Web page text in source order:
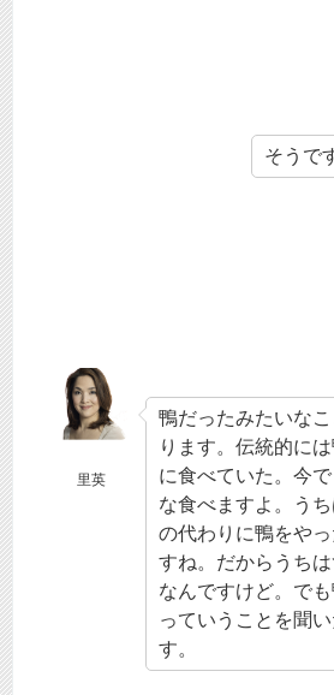
そうで
里英
鴨だったみたいな
ります。伝統的に
に食べていた。今
な食べますよ。う
の代わりに鴨をや
すね。だからうち
なんですけど。で
っていうことを聞
す。